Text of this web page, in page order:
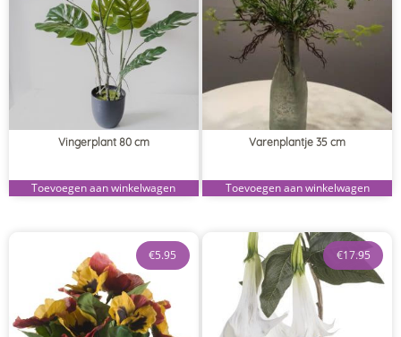
Vingerplant 80 cm
Toevoegen aan winkelwagen
Varenplantje 35 cm
Toevoegen aan winkelwagen
€5.95 €17.95